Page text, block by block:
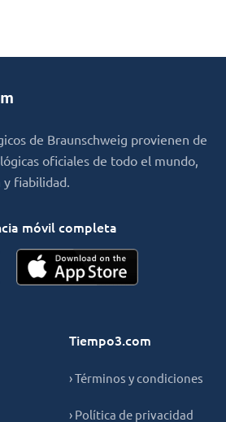
de Braunschweig provienen de
oficiales de todo el mundo,
y fiabilidad.
móvil completa
Tiempo3.com
› Términos y condiciones
› Política de privacidad